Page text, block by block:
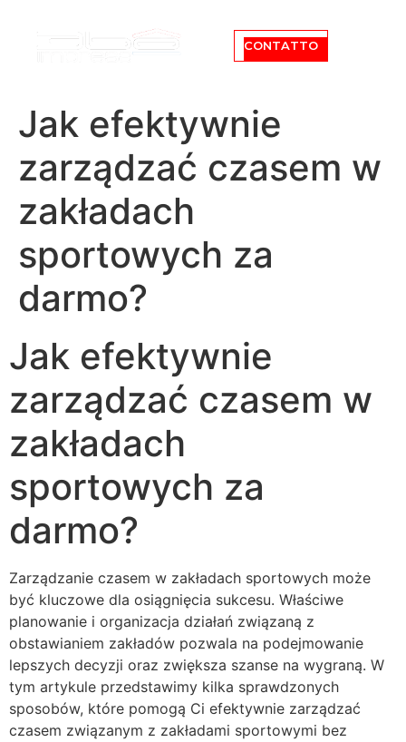
CONTATTO
Jak efektywnie
zarządzać czasem w
zakładach
sportowych za
darmo?
Jak efektywnie
zarządzać czasem w
zakładach
sportowych za
darmo?
Zarządzanie czasem w zakładach sportowych może
być kluczowe dla osiągnięcia sukcesu. Właściwe
planowanie i organizacja działań związaną z
obstawianiem zakładów pozwala na podejmowanie
lepszych decyzji oraz zwiększa szanse na wygraną. W
tym artykule przedstawimy kilka sprawdzonych
sposobów, które pomogą Ci efektywnie zarządzać
czasem związanym z zakładami sportowymi bez